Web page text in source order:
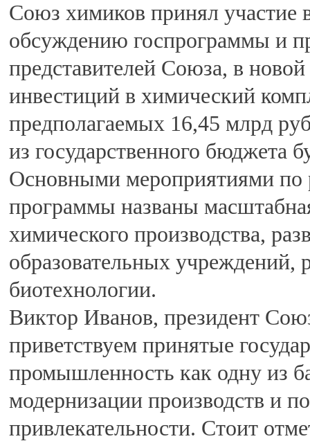
Союз химиков принял участие
обсуждению госпрограммы и
представителей Союза, в
инвестиций в химический
предполагаемых 16,45 млрд
из государственного бюджета
Основными мероприятиями по
программы названы
химического производства,
образовательных учреждений,
биотехнологии.
Виктор Иванов, президент
приветствуем принятые
промышленность как одну из
модернизации производств и
привлекательности. Стоит